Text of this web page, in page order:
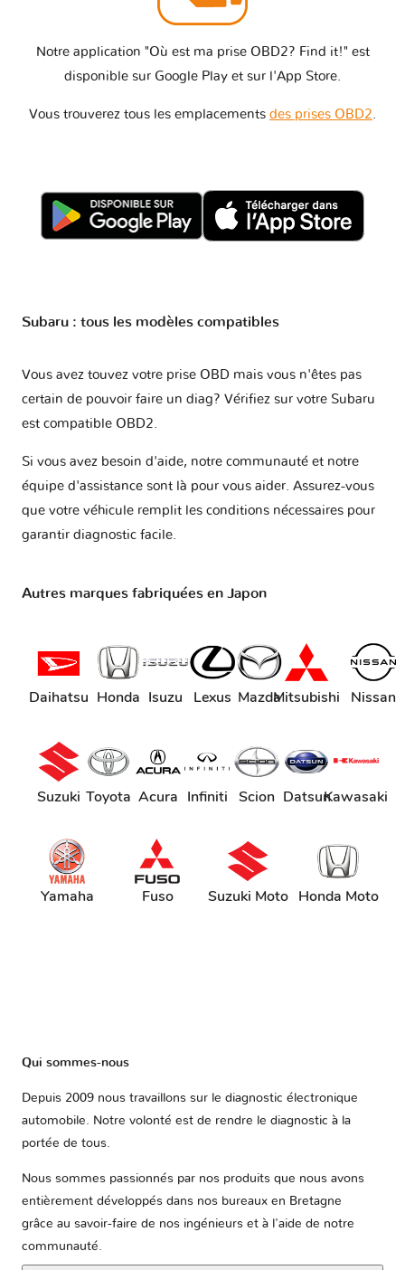
Notre application "Où est ma prise OBD2? Find it!" est
disponible sur Google Play et sur l'App Store.
Vous trouverez tous les emplacements des prises OBD2
Subaru : tous les modèles compatibles
Vous avez touvez votre prise OBD mais vous n'êtes pas
certain de pouvoir faire un diag? Vérifiez sur votre Subaru
est compatible OBD2
Si vous avez besoin d'aide, notre communauté et notre
équipe d'assistance sont là pour vous aider. Assurez-vous
que votre véhicule remplit les conditions nécessaires pour
garantir diagnostic facile.
Autres marques fabriquées en Japon
Daihatsu Honda Isuzu Lexus MazdaMitsubishi Nissan
Suzuki Toyota Acura Infiniti Scion DatsunKawasaki
Yamaha Fuso Suzuki Moto Honda Moto
Qui sommes-nous
Depuis 2009 nous travaillons sur le diagnostic électronique
automobile. Notre volonté est de rendre le diagnostic à la
portée de tous.
Nous sommes passionnés par nos produits que nous avons
entièrement développés dans nos bureaux en Bretagne
grâce au savoir-faire de nos ingénieurs et à l'aide de notre
communauté.